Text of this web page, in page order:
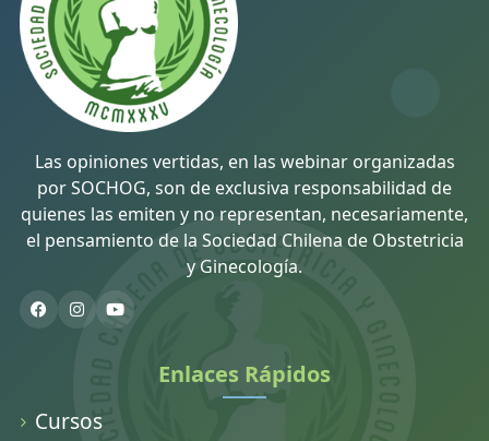
Las opiniones vertidas, en las webinar organizadas
por SOCHOG, son de exclusiva responsabilidad de
quienes las emiten y no representan, necesariamente,
el pensamiento de la Sociedad Chilena de Obstetricia
y Ginecología.
Enlaces Rápidos
Cursos